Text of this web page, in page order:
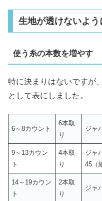
生地が透けないよ
使う糸の本数を増やす
特に決まりはないですが
として表にしました。
6～8カウント
6本取
り
ジャ
9～13カウン
ト
4本取
り
ジャ
45（
14～19カウン
ト
2本取
り
ジャ